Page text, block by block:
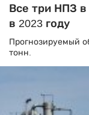
Все три НПЗ в
в 2023 году
Прогнозируемый
тонн.